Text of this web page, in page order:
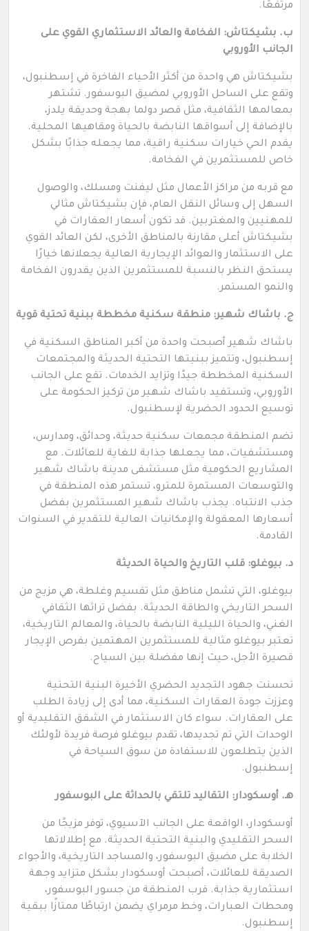
مرتفعًا.
ب. بشيكتاش: الفخامة والعائد الاستثماري القوي على
الجانب الأوروبي
بشيكتاش هي واحدة من أكثر الأحياء الفاخرة في إسطنبول،
وتقع على الساحل الأوروبي لمضيق البوسفور. تشتهر
بمعالمها الثقافية، مثل قصر دولما بهجة وحديقة يلدز،
بالإضافة إلى أسواقها النابضة بالحياة ومقاهيها المحلية.
يقدم الحي خيارات سكنية راقية، مما يجعله جذابًا بشكل
خاص للمستثمرين في الفخامة.
مع قربه من مراكز الأعمال مثل ليفنت ومسلك، والوصول
السهل إلى وسائل النقل العام، فإن بشيكتاش مثالي
للمهنيين والمغتربين. قد تكون أسعار العقارات في
بشيكتاش أعلى مقارنة بالمناطق الأخرى، لكن العائد القوي
على الاستثمار والعوائد الإيجارية العالية يجعلانها خيارًا
يستحق النظر بالنسبة للمستثمرين الذين يقدرون الفخامة
والنمو المستمر.
ج. باشاك شهير: منطقة سكنية مخططة ببنية تحتية قوية
باشاك شهير أصبحت واحدة من أكبر المناطق السكنية في
إسطنبول، وتتميز ببنيتها التحتية الحديثة والمجتمعات
السكنية المخططة جيدًا وتزايد الخدمات. تقع على الجانب
الأوروبي، وتستفيد باشاك شهير من تركيز الحكومة على
توسيع الحدود الحضرية لإسطنبول.
تضم المنطقة مجمعات سكنية حديثة، وحدائق، ومدارس،
ومستشفيات، مما يجعلها جذابة للغاية للعائلات. مع
المشاريع الحكومية مثل مستشفى مدينة باشاك شهير
والتوسعات المستمرة للمترو، تستمر هذه المنطقة في
جذب الانتباه. يجذب باشاك شهير المستثمرين بفضل
أسعارها المعقولة والإمكانيات العالية للتقدير في السنوات
القادمة.
د. بيوغلو: قلب التاريخ والحياة الحديثة
بيوغلو، التي تشمل مناطق مثل تقسيم وغلطة، هي مزيج من
السحر التاريخي والطاقة الحديثة. بفضل تراثها الثقافي
الغني، والحياة الليلية النابضة بالحياة، والمعالم التاريخية،
تعتبر بيوغلو مثالية للمستثمرين المهتمين بفرص الإيجار
قصيرة الأجل، حيث إنها مفضلة بين السياح.
تحسنت جهود التجديد الحضري الأخيرة البنية التحتية
وعززت جودة العقارات السكنية، مما أدى إلى زيادة الطلب
على العقارات. سواء كان الاستثمار في الشقق التقليدية أو
الوحدات التي تم تجديدها، تقدم بيوغلو فرصة فريدة لأولئك
الذين يتطلعون للاستفادة من سوق السياحة في
إسطنبول.
هـ. أوسكودار: التقاليد تلتقي بالحداثة على البوسفور
أوسكودار، الواقعة على الجانب الآسيوي، توفر مزيجًا من
السحر التقليدي والبنية التحتية الحديثة. مع إطلالاتها
الخلابة على مضيق البوسفور، والمساجد التاريخية، والأجواء
الصديقة للعائلات، أصبحت أوسكودار بشكل متزايد وجهة
استثمارية جذابة. قرب المنطقة من جسور البوسفور،
ومحطات العبارات، وخط مرمراي يضمن ارتباطًا ممتازًا ببقية
إسطنبول.